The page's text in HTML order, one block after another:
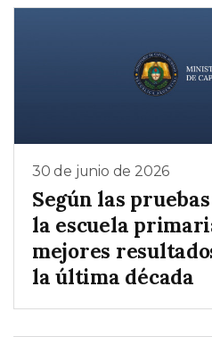
30 de junio de 2026
Según las
la escuela
mejores
la última década